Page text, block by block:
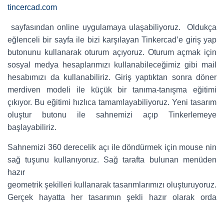
tincercad.com
sayfasından online uygulamaya ulaşabiliyoruz. Oldukça
eğlenceli bir sayfa ile bizi karşılayan Tinkercad’e giriş yap
butonunu kullanarak oturum açıyoruz. Oturum açmak için
sosyal medya hesaplarımızı kullanabileceğimiz gibi mail
hesabımızı da kullanabiliriz. Giriş yaptıktan sonra döner
merdiven modeli ile küçük bir tanıma-tanışma eğitimi
çıkıyor. Bu eğitimi hızlıca tamamlayabiliyoruz. Yeni tasarım
oluştur butonu ile sahnemizi açıp Tinkerlemeye
başlayabiliriz.
Sahnemizi 360 derecelik açı ile döndürmek için mouse nin
sağ tuşunu kullanıyoruz. Sağ tarafta bulunan menüden
hazır
geometrik şekilleri kullanarak tasarımlarımızı oluşturuyoruz.
Gerçek hayatta her tasarımın şekli hazır olarak orda